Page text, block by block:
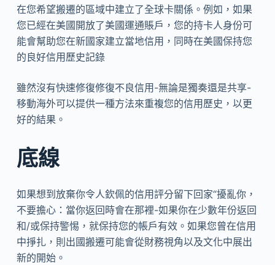
在您希望搬遷的區域中建立了全球卡關係。例如，如果
您已經在美國開放了美國運通賬戶，您的持卡人身份可
能會幫助您在新國家建立當地信用，同時在美國保持您
的良好信用歷史記錄
雖然沒有快速修復修復不良信用-無論是獨奏還是共享-
移動海外可以提供一種方法來重複您的信用歷史，以更
好的結果。
底線
如果想到放棄你令人欽佩的信用評分留下回家“擾亂你，
不要擔心：當你返回時會在那裡-如果你在少數年份返回
和/或保持警惕，就保持您的帳戶有效。如果您曾在信用
中掙扎，則出國搬遷可能會從財務視角以及文化中展出
新的開始。